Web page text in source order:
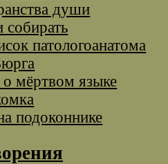
души
собирать
патологоанатома
о мёртвом языке
подоконнике